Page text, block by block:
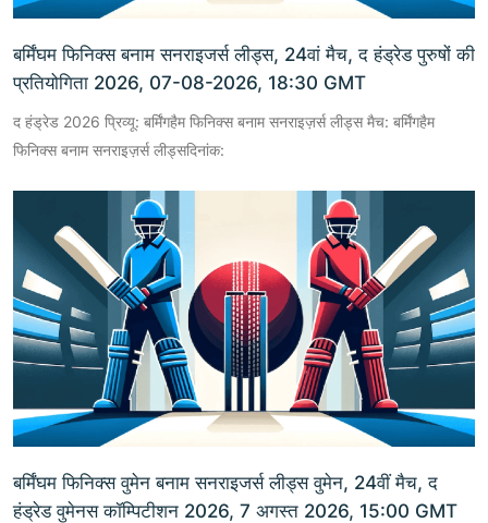
बर्मिंघम फिनिक्स बनाम सनराइजर्स लीड्स, 24वां मैच, द हंड्रेड पुरुषों की
प्रतियोगिता 2026, 07-08-2026, 18:30 GMT
द हंड्रेड 2026 प्रिव्यू: बर्मिंगहैम फिनिक्स बनाम सनराइज़र्स लीड्स मैच: बर्मिंगहैम
फिनिक्स बनाम सनराइज़र्स लीड्सदिनांक:
बर्मिंघम फिनिक्स वुमेन बनाम सनराइजर्स लीड्स वुमेन, 24वीं मैच, द
हंड्रेड वुमेनस कॉम्पिटीशन 2026, 7 अगस्त 2026, 15:00 GMT